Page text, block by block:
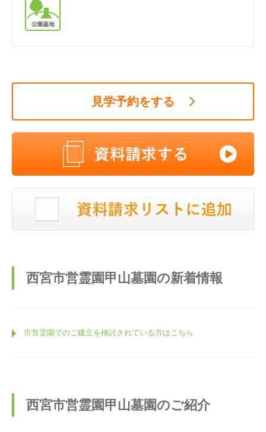
見学予約をする
西宮市営霊園甲山墓園の新着情報
市営霊園でのご建立を検討されている方はこちら
西宮市営霊園甲山墓園のご紹介